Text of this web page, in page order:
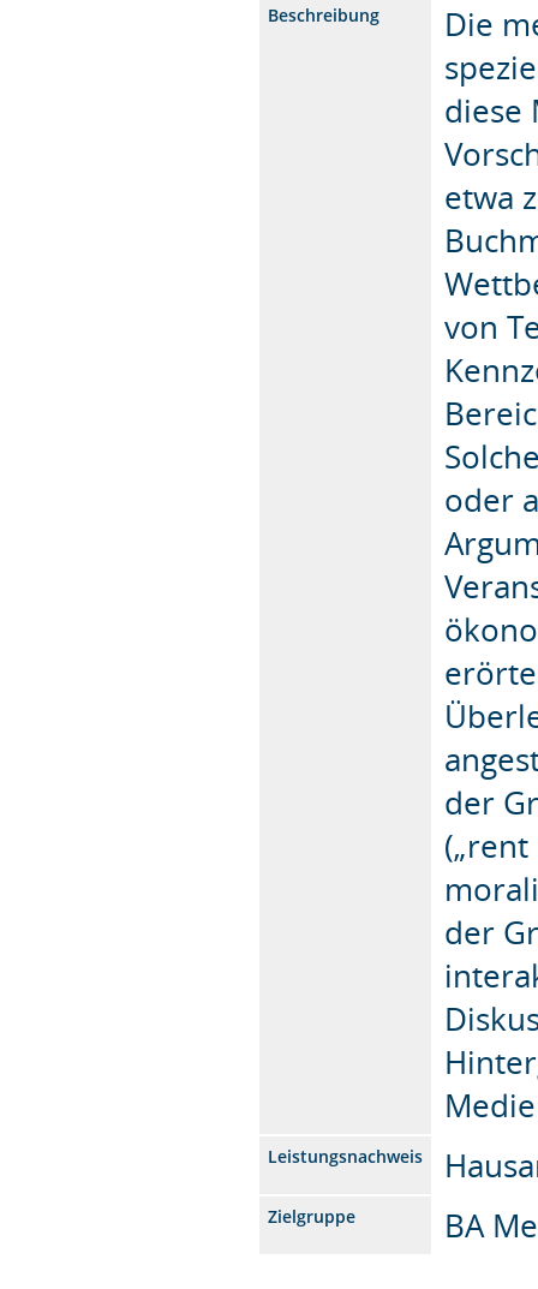
Beschreibung
Die
diese
etwa
von
oder
der
der
Leistungsnachweis
Zielgruppe BA